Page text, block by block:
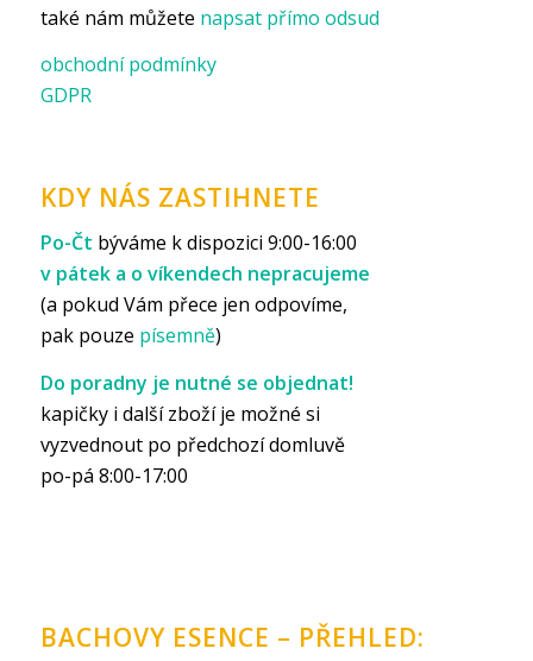
také nám můžete napsat přímo odsud
obchodní podmínky
GDPR
KDY NÁS ZASTIHNETE
Po-Čt býváme k dispozici 9:00-16:00
v pátek a o víkendech nepracujeme
(a pokud Vám přece jen odpovíme,
pak pouze písemně)
Do poradny je nutné se objednat!
kapičky i další zboží je možné si
vyzvednout po předchozí domluvě
po-pá 8:00-17:00
BACHOVY ESENCE – PŘEHLED: